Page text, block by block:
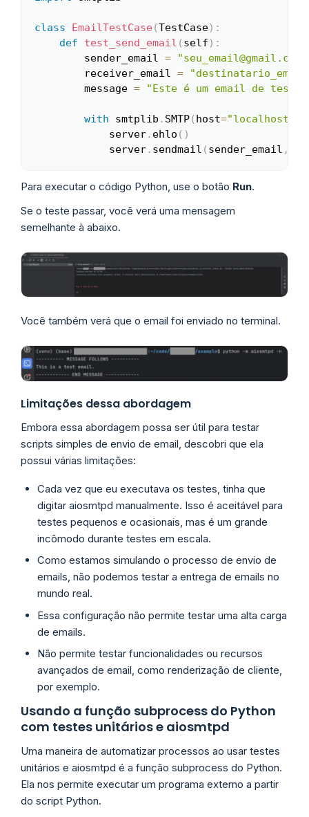
class EmailTestCase(TestCase) :
def
test_send_email ( self ) :
        sender_email
=
"seu_email@gmail.com"
        receiver_email
=
        message
= "Este é um email de
with smtplib . SMTP( host="localhost"
            server
. ehlo ( )
            server
. sendmail ( sender_email ,
Para executar o código Python, use o botão Run.
Se o teste passar, você verá uma mensagem
semelhante à abaixo.
Você também verá que o email foi enviado no terminal.
Limitações dessa abordagem
Embora essa abordagem possa ser útil para testar
scripts simples de envio de email, descobri que ela
possui várias limitações:
Cada vez que eu executava os testes, tinha que
digitar aiosmtpd manualmente. Isso é aceitável para
testes pequenos e ocasionais, mas é um grande
incômodo durante testes em escala.
Como estamos simulando o processo de envio de
emails, não podemos testar a entrega de emails no
mundo real.
Essa configuração não permite testar uma alta carga
de emails.
Não permite testar funcionalidades ou recursos
avançados de email, como renderização de cliente,
por exemplo.
Usando a função subprocess do Python
com testes unitários e aiosmtpd
Uma maneira de automatizar processos ao usar testes
unitários e aiosmtpd é a função subprocess do Python.
Ela nos permite executar um programa externo a partir
do script Python.